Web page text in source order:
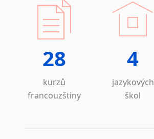
28
kurzů
francouzštiny
4
jazykových
škol